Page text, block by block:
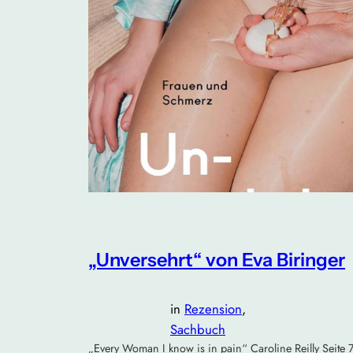
„Unversehrt“ von Eva Biringer
in Rezension
Sachbuch
„Every Woman I know is in pain“ Caroline Reilly Seite